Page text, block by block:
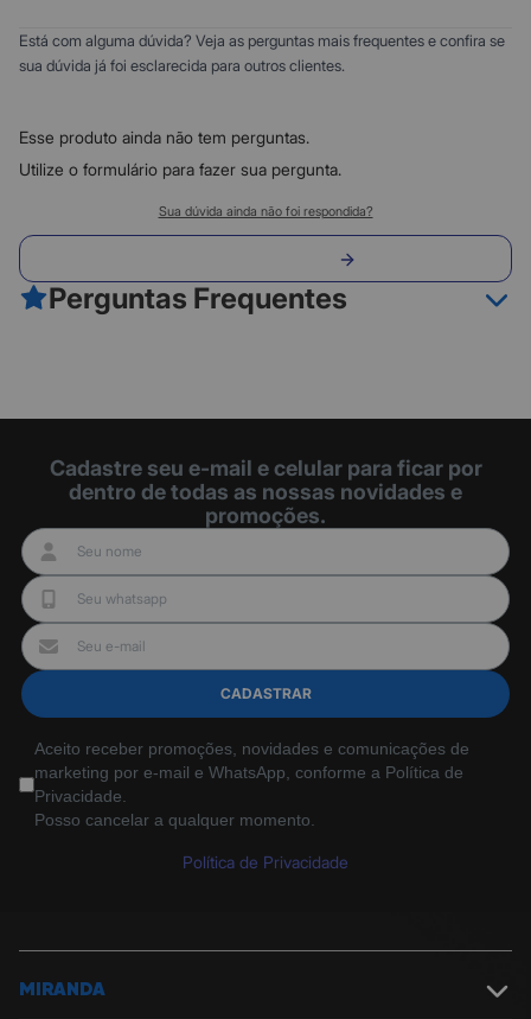
- Tinta de secagem Instantanêa
5
4
1
0
Está com alguma dúvida? Veja as perguntas mais frequentes e confira se
sua dúvida já foi esclarecida para outros clientes.
Esse produto ainda não tem perguntas.
Utilize o formulário para fazer sua pergunta.
Sua dúvida ainda não foi respondida?
Perguntas Frequentes
Cadastre seu e-mail e celular para ficar por
dentro de todas as nossas novidades e
promoções.
CADASTRAR
Aceito receber promoções, novidades e comunicações de
marketing por e-mail e WhatsApp, conforme a Política de
Privacidade.
Posso cancelar a qualquer momento.
Política de Privacidade
MIRANDA